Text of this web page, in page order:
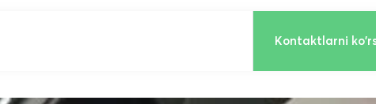
Kontaktlarni